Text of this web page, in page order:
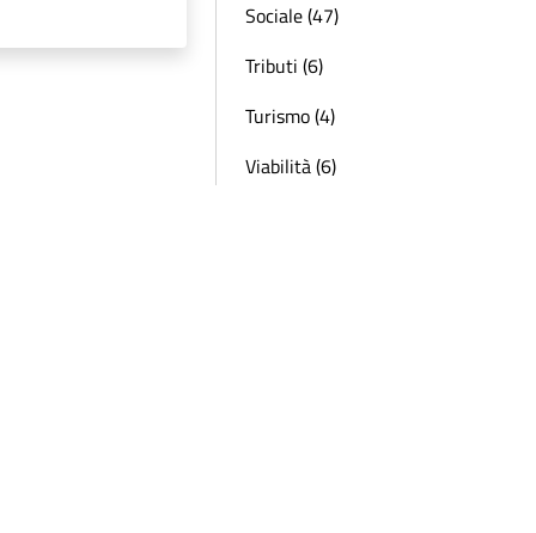
Sociale (47)
Tributi (6)
Turismo (4)
Viabilità (6)